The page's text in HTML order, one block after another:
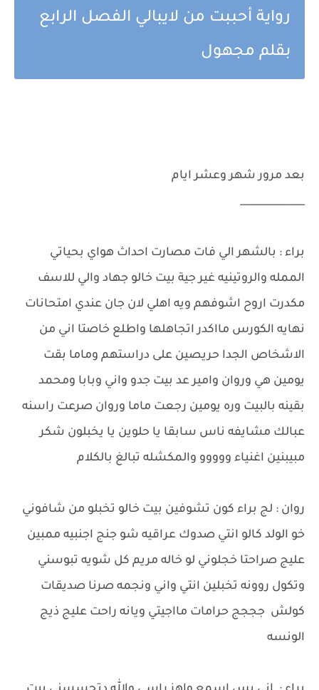
رواية أحببت من لايبالي الفصل الرابع
بقلم مجهول
بعد مرور شهر وعشر ايام
_____________
براء : بالشهر الي فات مصارت احداث هواي بحياتي
الممله والروتينيه غير جية بيت خالو جهاد والي للاسف
مكدرت اروح اشوفهم ويه اهلي لان جان عندي امتحانات
نهايه الكورس مااكدر اتجاهلها واطلع خاصتا اني من
الاشخاص الجدا حريصين على دراستهم وماما بقت
يومين هي وروان وامير عد بيت جدو واني وبابا ومحمد
بقينه بالبيت وره يومين رجعت ماما وروان صرعت راسنه
عبالك مشايفه ناس سابقا يا حلوين يا يخبلون شكر
مبيبنين اغنياء ووووو والمكشله تبالغ بالكلام
روان : لج براء كون تشوفين بيت خالو تخبلو من شافوني
خو الولد كالو انتي صدوك عراقيه شو جنج اجنبيه ممبين
عليج صراحتا خجلوني لو خاله مريم كل شويه تبوسني
وتكول روونه تخبلين انتي واني ونجمه صرنا صديقات
كولش جججج حرامات مااجيتي ويانه راحت عليج ذيج
الونسه